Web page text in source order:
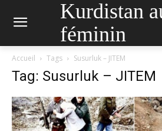
Kurdistan
féminin
Accueil Tags Susurluk – JITEM
Tag: Susurluk – JITEM